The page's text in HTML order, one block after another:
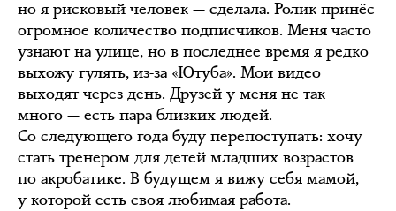
но я рисковый человек — сделала. Ролик принёс
огромное количество подписчиков. Меня часто
узнают на улице, но в последнее время я редко
выхожу гулять, из-за «Ютуба». Мои видео
выходят через день. Друзей у меня не так
много — есть пара близких людей.
Со следующего года буду перепоступать: хочу
стать тренером для детей младших возрастов
по акробатике. В будущем я вижу себя мамой,
у которой есть своя любимая работа.